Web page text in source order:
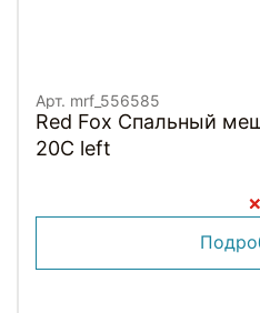
Арт. mrf_556585
Red Fox Спальный
20C left